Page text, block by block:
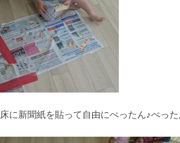
床に新聞紙を貼って自由にぺったん♪ぺっ